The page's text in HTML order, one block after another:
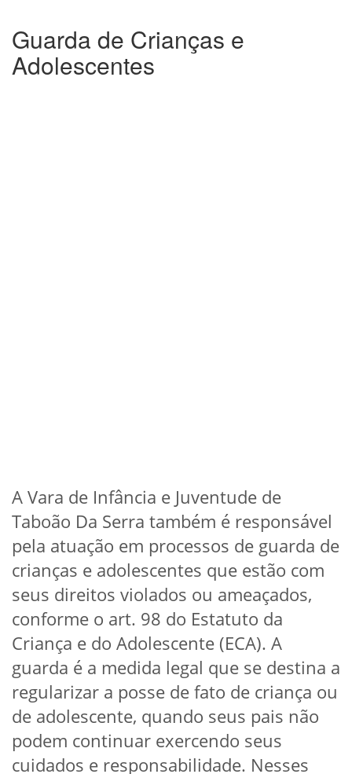
Guarda de Crianças e
Adolescentes
A Vara de Infância e Juventude de
Taboão Da Serra também é responsável
pela atuação em processos de guarda de
crianças e adolescentes que estão com
seus direitos violados ou ameaçados,
conforme o art. 98 do Estatuto da
Criança e do Adolescente (ECA). A
guarda é a medida legal que se destina a
regularizar a posse de fato de criança ou
de adolescente, quando seus pais não
podem continuar exercendo seus
cuidados e responsabilidade. Nesses